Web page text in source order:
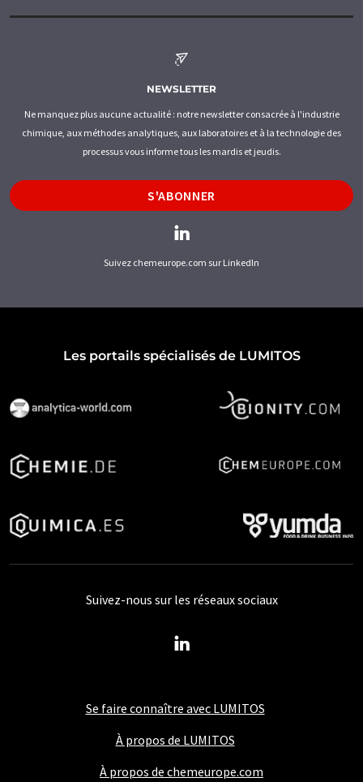
NEWSLETTER
Ne manquez plus aucune actualité : notre newsletter consacrée à l'industrie
chimique, aux méthodes analytiques, aux laboratoires et à la technologie des
processus vous informe tous les mardis et jeudis.
S'ABONNER
Suivez chemeurope.com sur LinkedIn
Les portails spécialisés de LUMITOS
Se faire connaître avec LUMITOS
À propos de LUMITOS
À propos de chemeurope.com
Suivez-nous sur les réseaux sociaux